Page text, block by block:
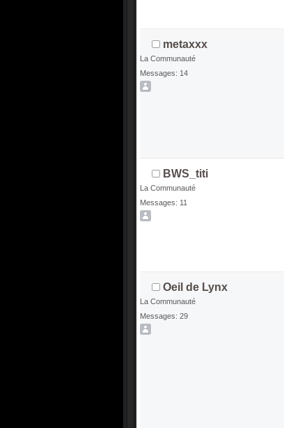
metaxxx
La Communauté
Messages: 14
BWS_titi
La Communauté
Messages: 11
Oeil de Lynx
La Communauté
Messages: 29